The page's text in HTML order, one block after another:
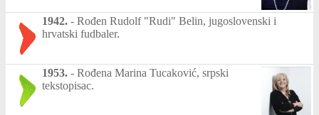
1942. - Rođen Rudolf "Rudi" Belin, jugoslovenski i
hrvatski fudbaler.
1953. - Rođena Marina Tucaković, srpski
tekstopisac.